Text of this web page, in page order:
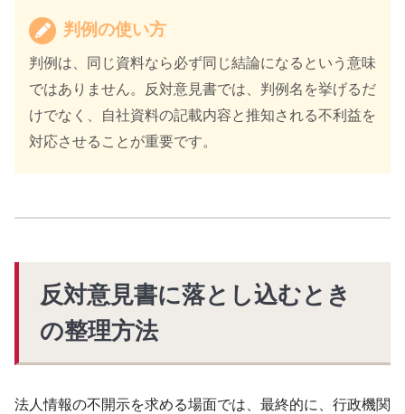
判例の使い方
判例は、同じ資料なら必ず同じ結論になるという意味
ではありません。反対意見書では、判例名を挙げるだ
けでなく、自社資料の記載内容と推知される不利益を
対応させることが重要です。
反対意見書に落とし込むとき
の整理方法
法人情報の不開示を求める場面では、最終的に、行政機関